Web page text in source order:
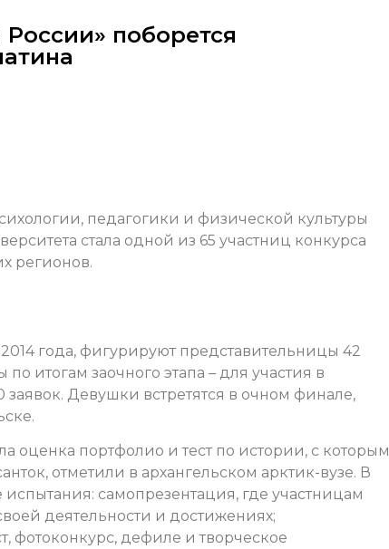
России» поборется
педагогики и физической культуры
стала одной из 65 участниц конкурса
регионов.
года, фигурируют представительницы 42
итогам заочного этапа – для участия в
Девушки встретятся в очном финале,
оценка портфолио и тест по истории, с которым
отметили в архангельском арктик-вузе. В
самопрезентация, где участницам
деятельности и достижениях;
фотоконкурс, дефиле и творческое